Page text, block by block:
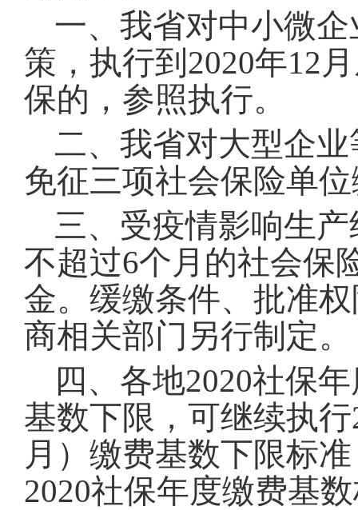
一、我省对中小微
策，执行到 2020年12
保的，参照执行。
二、我省对大型企
免征三项社会保险单
三、受疫情影响生
不超过6个月的社会保
金。缓缴条件、批准
商相关部门另行制定。
四、各地2020社保
基数下限，可继续执
月）缴费基数下限标
2020社保年度缴费基